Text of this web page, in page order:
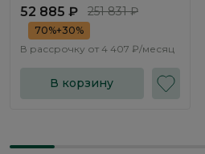
52 885 ₽ 251 831 ₽
70%+30%
В рассрочку от 4 407 ₽/месяц
В корзину